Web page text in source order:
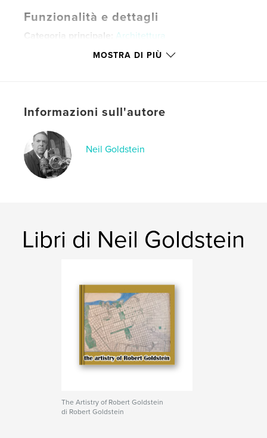
Funzionalità e dettagli
Categoria principale:
Architettura
Categorie aggiuntive Portfolio,Graphic design
Data di pubblicazione:mag 14, 2026
LinguaEnglish
Parole chiave
transport
MOSTRA DI PIÙ
Informazioni sull'autore
Neil Goldstein
Libri di Neil Goldstein
The Artistry of Robert Goldstein
di Robert Goldstein